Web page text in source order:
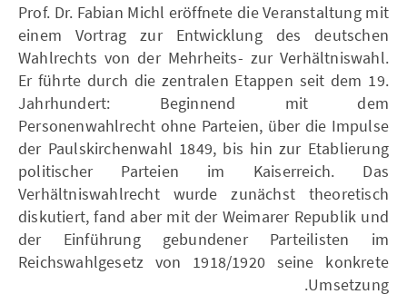
Prof. Dr. Fabian Michl eröffnete die Veranstaltung mit
einem Vortrag zur Entwicklung des deutschen
Wahlrechts von der Mehrheits- zur Verhältniswahl.
Er führte durch die zentralen Etappen seit dem 19.
Jahrhundert: Beginnend mit dem
Personenwahlrecht ohne Parteien, über die Impulse
der Paulskirchenwahl 1849, bis hin zur Etablierung
politischer Parteien im Kaiserreich. Das
Verhältniswahlrecht wurde zunächst theoretisch
diskutiert, fand aber mit der Weimarer Republik und
der Einführung gebundener Parteilisten im
Reichswahlgesetz von 1918/1920 seine konkrete
Umsetzung.